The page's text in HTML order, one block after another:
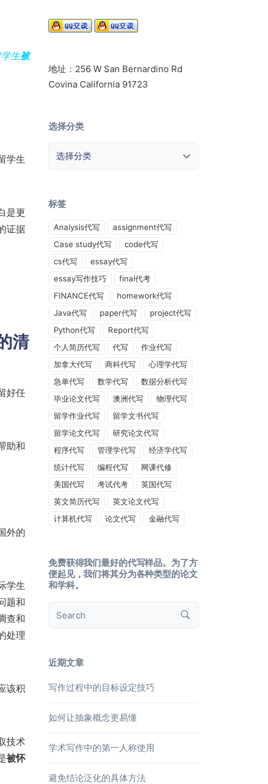
生被
学生
是更
证据
清
好任
助和
外的
学生
题和
查和
处理
该积
技术
被怀
地址：256 W San Bernardino Rd
Covina California 91723
选择分类
标签
Analysis代写
assignment代写
Case study代写
code代写
cs代写
essay代写
essay写作技巧
final代考
FINANCE代写
homework代写
Java代写
paper代写
project代写
Python代写
Report代写
个人简历代写
代写
作业代写
加拿大代写
商科代写
心理学代写
急单代写
数学代写
数据分析代写
毕业论文代写
澳洲代写
物理代写
留学作业代写
留学文书代写
留学论文代写
研究论文代写
程序代写
管理学代写
经济学代写
统计代写
编程代写
网课代修
美国代写
考试代考
英国代写
英文简历代写
英文论文代写
计算机代写
论文代写 金融代写
免费获得我们最好的代写样品。为了方
便起见，我们将其分为各种类型的论文
和学科。
近期文章
写作过程中的目标设定技巧
如何让抽象概念更易懂
学术写作中的第一人称使用
避免结论泛化的具体方法